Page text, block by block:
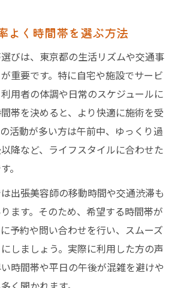
よく時間帯を選ぶ方法
びは、東京都の生活リズムや交通事
重要です。特に自宅や施設でサービ
用者の体調や日常のスケジュールに
帯を決めると、より快適に施術を受
活動が多い方は午前中、ゆっくり過
降など、ライフスタイルに合わせた
。
出張美容師の移動時間や交通渋滞も
ます。そのため、希望する時間帯が
予約や問い合わせを行い、スムーズ
しましょう。実際に利用した方の声
時間帯や平日の午後が混雑を避けや